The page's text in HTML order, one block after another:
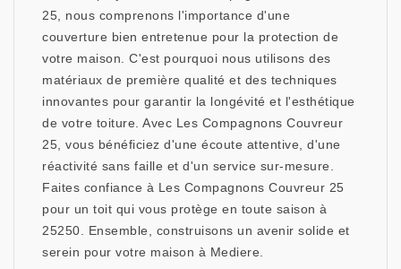
25, nous comprenons l'importance d'une
couverture bien entretenue pour la protection de
votre maison. C'est pourquoi nous utilisons des
matériaux de première qualité et des techniques
innovantes pour garantir la longévité et l'esthétique
de votre toiture. Avec Les Compagnons Couvreur
25, vous bénéficiez d'une écoute attentive, d'une
réactivité sans faille et d'un service sur-mesure.
Faites confiance à Les Compagnons Couvreur 25
pour un toit qui vous protège en toute saison à
25250. Ensemble, construisons un avenir solide et
serein pour votre maison à Mediere.